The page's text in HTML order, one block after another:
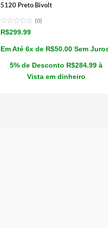
5120 Preto Bivolt
(0)
R$299.99
Em Até 6x de R$50.00 Sem
5% de Desconto R$284.99 à
Vista em dinheiro